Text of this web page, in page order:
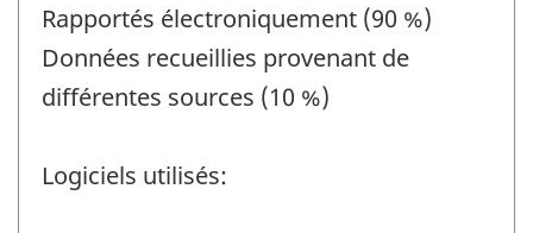
Rapportés électroniquement (90 %)
Données recueillies provenant de
différentes sources (10 %)
Logiciels utilisés: